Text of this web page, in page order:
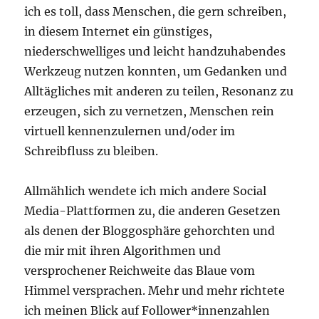
ich es toll, dass Menschen, die gern schreiben,
in diesem Internet ein günstiges,
niederschwelliges und leicht handzuhabendes
Werkzeug nutzen konnten, um Gedanken und
Alltägliches mit anderen zu teilen, Resonanz zu
erzeugen, sich zu vernetzen, Menschen rein
virtuell kennenzulernen und/oder im
Schreibfluss zu bleiben.
Allmählich wendete ich mich andere Social
Media-Plattformen zu, die anderen Gesetzen
als denen der Bloggosphäre gehorchten und
die mir mit ihren Algorithmen und
versprochener Reichweite das Blaue vom
Himmel versprachen. Mehr und mehr richtete
ich meinen Blick auf Follower*innenzahlen